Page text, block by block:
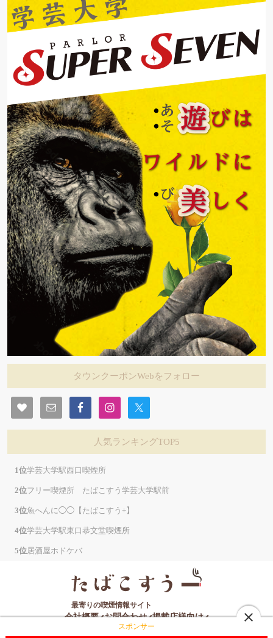
タウンクーポンWebをフォロー
人気ランキングTOP5
学芸大学駅西口喫煙所
フリー喫煙所 たばこすう学芸大学駅前
魚へんに◯◯【たばこすう+】
学芸大学駅東口恭文堂喫煙所
居酒屋ホドケバ
スポンサー
close
最寄りの喫煙情報サイト
会社概要 お問合わせ 掲載店様向け